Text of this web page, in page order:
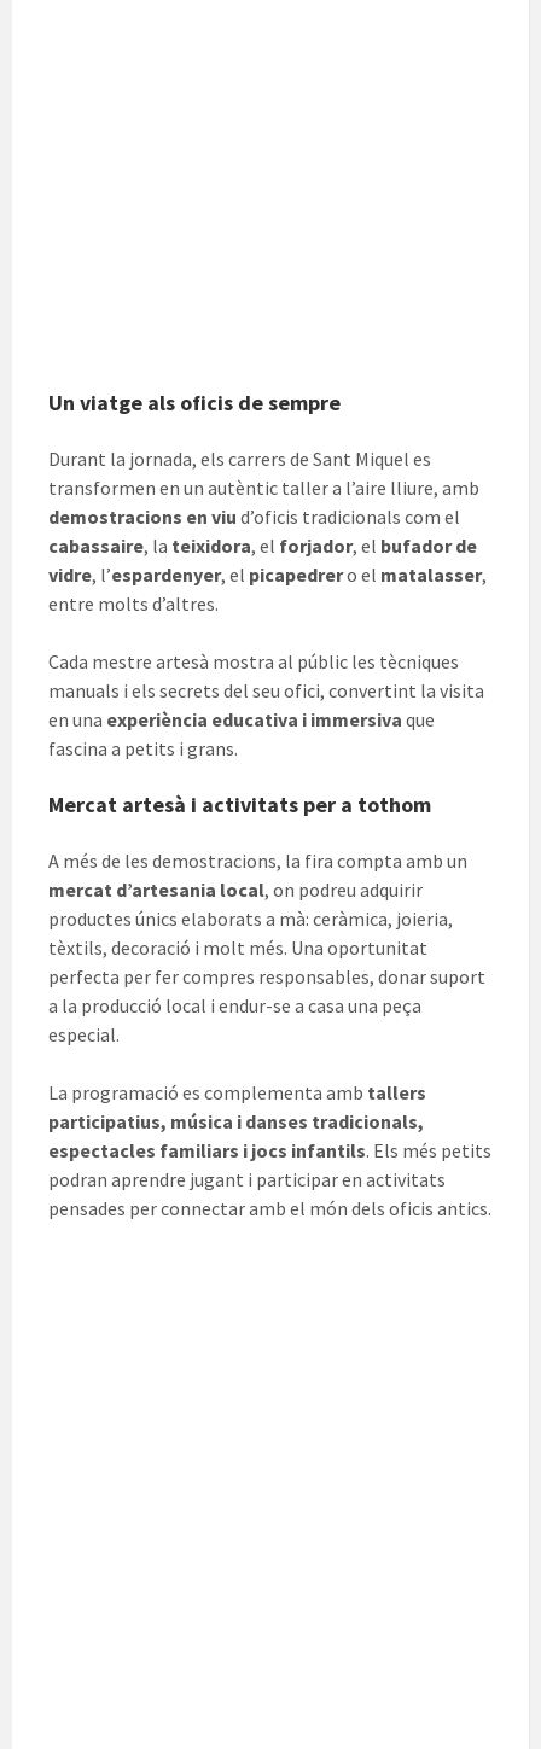
Un viatge als oficis de sempre
Durant la jornada, els carrers de Sant Miquel es
transformen en un autèntic taller a l’aire lliure, amb
demostracions en viu d’oficis tradicionals com el
cabassaire, la teixidora, el forjador, el bufador de
vidre, l’espardenyer, el picapedrero el matalasser,
entre molts d’altres.
Cada mestre artesà mostra al públic les tècniques
manuals i els secrets del seu ofici, convertint la visita
en una experiència educativa i immersiva que
fascina a petits i grans.
Mercat artesà i activitats per a tothom
A més de les demostracions, la fira compta amb un
mercat d’artesania local, on podreu adquirir
productes únics elaborats a mà: ceràmica, joieria,
tèxtils, decoració i molt més. Una oportunitat
perfecta per fer compres responsables, donar suport
a la producció local i endur-se a casa una peça
especial.
La programació es complementa amb tallers
participatius, música i danses tradicionals,
espectacles familiars i jocs infantils. Els més petits
podran aprendre jugant i participar en activitats
pensades per connectar amb el món dels oficis antics.